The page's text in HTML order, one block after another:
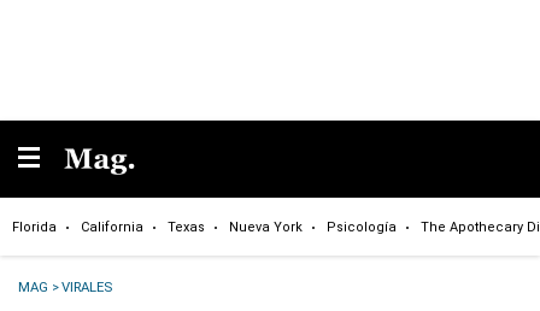
Florida California Texas Nueva York Psicología The Apothecary
MAG >VIRALES